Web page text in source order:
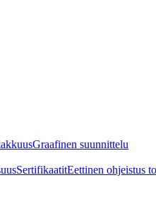
Graafinen suunnittelu
SertifikaatitEettinen ohjeistus